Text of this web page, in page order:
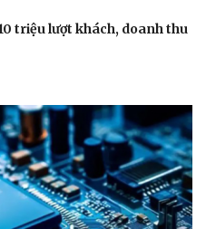
Giải trí
Nghệ sĩ
Thời trang
triệu lượt khách, doanh thu